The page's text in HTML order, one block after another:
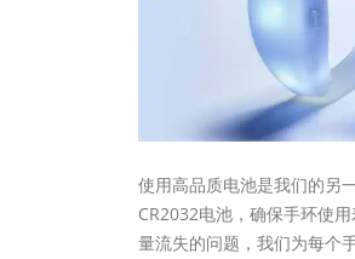
使用高品质电池是我们的另
CR2032电池，确保手环使
量流失的问题，我们为每个